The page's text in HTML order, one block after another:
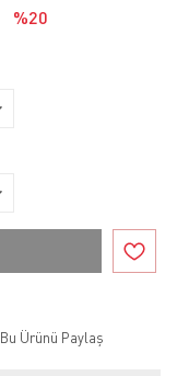
%20
Bu Ürünü Paylaş